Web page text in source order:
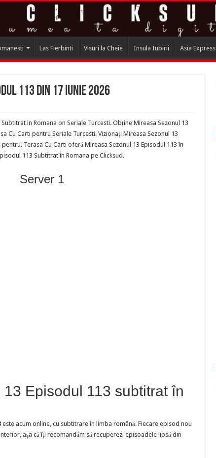
Las Fierbinti Visuri la Cheie Insula Iubirii Asia Express
113 din 17 iunie 2026
in Romana on Seriale Turcesti. Obține Mireasa Sezonul 13
Cu Carti pentru Seriale Turcesti. Vizionați Mireasa Sezonul 13
Terasa Cu Carti oferă Mireasa Sezonul 13 Episodul 113 în
113 Subtitrat în Romana pe Clicksud .
Server 1
Episodul 113 subtitrat în
este acum online, cu subtitrare în limba română. Fiecare episod nou
așa că îți recomandăm să recuperezi episoadele lipsă din